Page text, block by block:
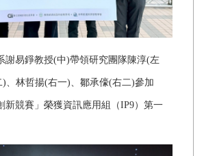
謝易錚教授(中)帶領研究團隊陳淳(左
、林哲揚(右一)、鄒承儫(右二)參加
新競賽」榮獲資訊應用組（IP9）第一